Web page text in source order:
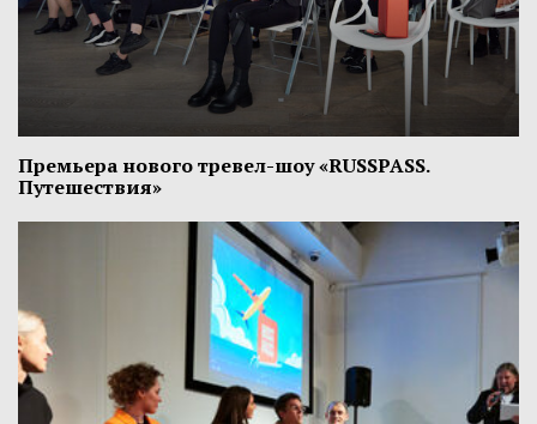
Премьера нового тревел-шоу «RUSSPASS.
Путешествия»